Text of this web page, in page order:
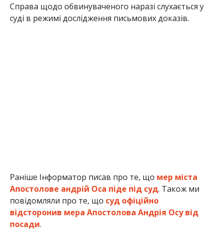
Справа щодо обвинуваченого наразі слухається у
суді в режимі дослідження письмових доказів.
Раніше Інформатор писав про те, що мер міста
Апостолове андрій Оса піде під суд. Також ми
повідомляли про те, що суд офіційно
відсторонив мера Апостолова Андрія Осу від
посади.